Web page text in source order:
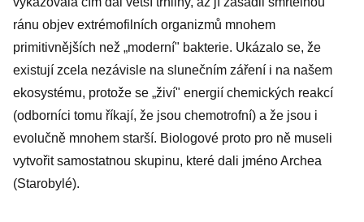
ránu objev extrémofilních organizmů mnohem
primitivnějších než „moderní" bakterie. Ukázalo se, že
existují zcela nezávisle na slunečním záření i na našem
ekosystému, protože se „živí" energií chemických reakcí
(odborníci tomu říkají, že jsou chemotrofní) a že jsou i
evolučně mnohem starší. Biologové proto pro ně museli
vytvořit samostatnou skupinu, které dali jméno Archea
(Starobylé).